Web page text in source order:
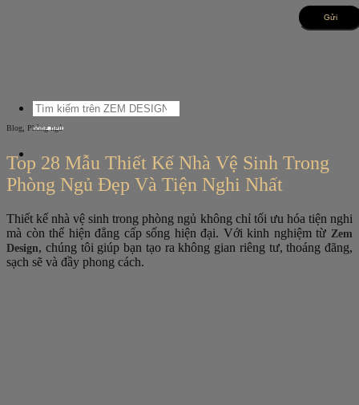
Tìm
kiếm:
Blog Phòng ngủ
Top 28 Mẫu Thiết Kế Nhà Vệ Sinh Trong
Phòng Ngủ Đẹp Và Tiện Nghi Nhất
Thiết kế nhà vệ sinh trong phòng ngủ không chỉ tối ưu hóa tiện nghi
mà còn thể hiện đẳng cấp sống hiện đại. Với kinh nghiệm từ Zem
Design, chúng tôi giúp bạn tạo ra không gian riêng tư, thoáng đãng,
sạch sẽ và đầy phong cách.